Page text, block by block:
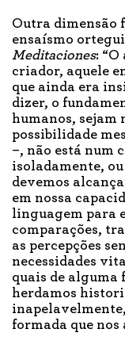
Outra dimensão
ensaísmo
Meditaciones:
criador, aquele
que ainda era
dizer, o
humanos, sejam
possibilidade
–, não está num
isoladamente,
devemos
em nossa
linguagem para
comparações,
as percepções
necessidades
quais de alguma
herdamos
formada que nos